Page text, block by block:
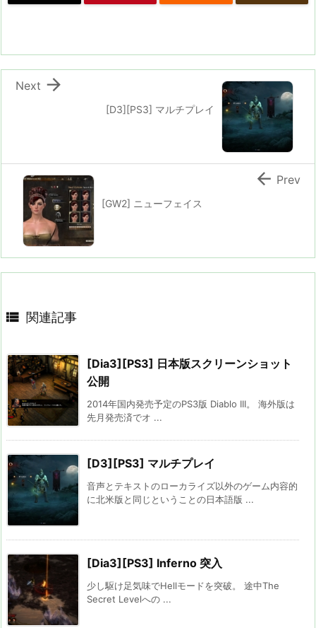
[D3][PS3] マルチプレイ

Next
[GW2] ニューフェイス
 Prev
 関連記事
[Dia3][PS3] 日本版スクリーンショット
公開
2014年国内発売予定のPS3版 Diablo III。 海外版は
先月発売済でオ ...
[D3][PS3] マルチプレイ
音声とテキストのローカライズ以外のゲーム内容的
に北米版と同じということの日本語版 ...
[Dia3][PS3] Inferno 突入
少し駆け足気味でHellモードを突破。 途中The
Secret Levelへの ...